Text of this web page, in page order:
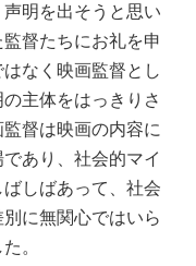
明を出そうと思い
督たちにお礼を申
なく映画監督とし
主体をはっきりさ
督は映画の内容に
あり、社会的マイ
しばあって、社会
に無関心ではいら
。